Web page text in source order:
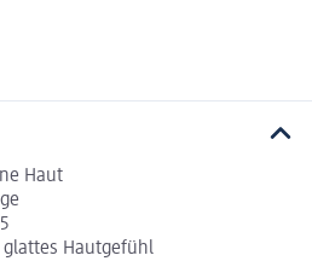
Haut
Hautgefühl